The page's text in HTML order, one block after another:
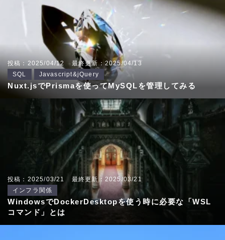
投稿：2025/04/12
最終更新：2025/04/13
SQL
Javascript&jQuery
Nuxt.jsでPrismaを使ってMySQLを管理してみる
投稿：2025/03/21
最終更新：2025/03/21
インフラ関係
WindowsでDockerDesktopを使う時に必要な「WSL
コマンド」とは